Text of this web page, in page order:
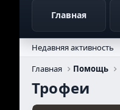
Главная
Недавняя активность
Главная
Помощь
Трофеи